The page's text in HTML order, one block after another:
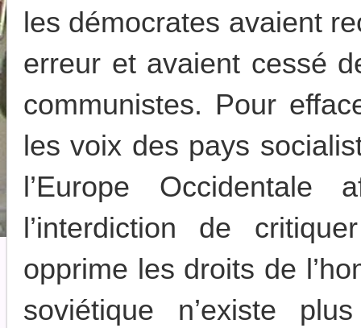
les démocrates avaient
erreur et avaient cessé
communistes. Pour
les voix des pays
l’Europe
l’interdiction de
opprime les droits de
soviétique n’existe